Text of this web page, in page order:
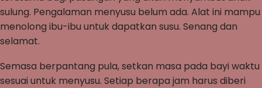
sulung. Pengalaman menyusu belum ada. Alat ini mampu
menolong ibu-ibu untuk dapatkan susu. Senang dan
selamat.
Semasa berpantang pula, setkan masa pada bayi waktu
sesuai untuk menyusu. Setiap berapa jam harus diberi